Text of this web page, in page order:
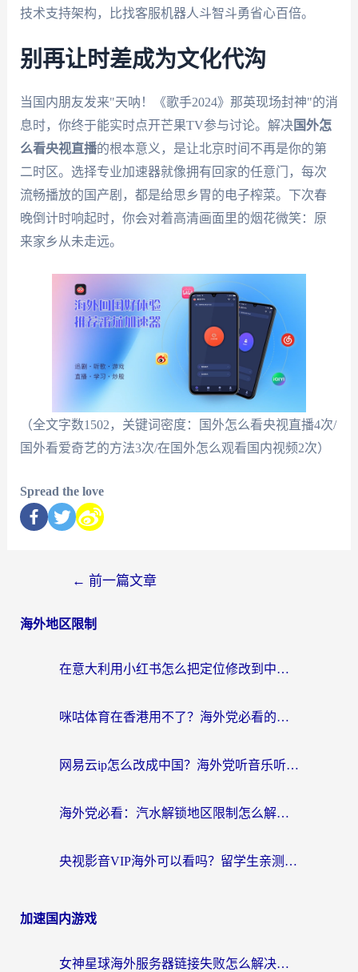
技术支持架构，比找客服机器人斗智斗勇省心百倍。
别再让时差成为文化代沟
当国内朋友发来"天呐！《歌手2024》那英现场封神"的消
息时，你终于能实时点开芒果TV参与讨论。解决国外怎
么看央视直播的根本意义，是让北京时间不再是你的第
二时区。选择专业加速器就像拥有回家的任意门，每次
流畅播放的国产剧，都是给思乡胃的电子榨菜。下次春
晚倒计时响起时，你会对着高清画面里的烟花微笑：原
来家乡从未走远。
（全文字数1502，关键词密度：国外怎么看央视直播4次/
国外看爱奇艺的方法3次/在国外怎么观看国内视频2次）
Spread the love
← 前一篇文章
海外地区限制
在意大利用小红书怎么把定位修改到中国国内？3个实用技巧+1个靠谱工具帮你搞定
咪咕体育在香港用不了？海外党必看的回国加速器选择指南（附3个真实场景解决方案）
网易云ip怎么改成中国？海外党听音乐听书的无痛解决方案
海外党必看：汽水解锁地区限制怎么解除？3招解决国内影音&生活服务难题
央视影音VIP海外可以看吗？留学生亲测有效的回国加速器选择指南
加速国内游戏
女神星球海外服务器链接失败怎么解决？海外党国服游戏加速避坑指南